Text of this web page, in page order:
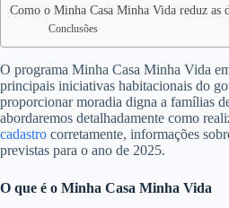
Como o Minha Casa Minha Vida reduz as
Conclusões
O programa Minha Casa Minha Vida
principais iniciativas habitacionais do
proporcionar moradia digna a famílias
abordaremos detalhadamente como
cadastro corretamente, informações
previstas para o ano de 2025.
O que é o Minha Casa Minha Vida